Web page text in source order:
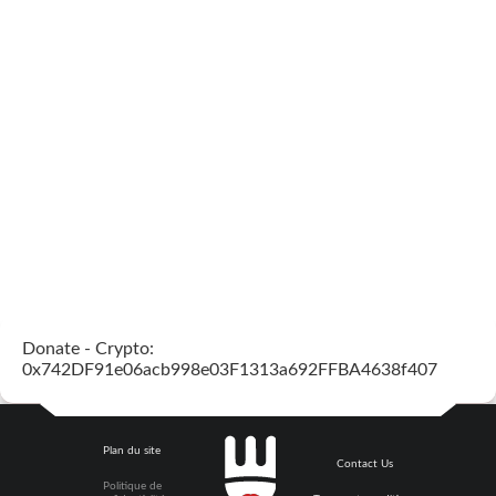
Donate - Crypto:
0x742DF91e06acb998e03F1313a692FFBA4638f407
Plan du site
Politique de
Contact Us